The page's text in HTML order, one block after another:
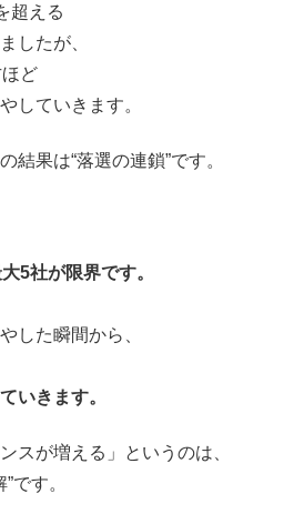
超える
したが、
ど
していきます。
結果は“落選の連鎖”です。
5社が限界です。
した瞬間から、
いきます。
スが増える」というのは、
です。